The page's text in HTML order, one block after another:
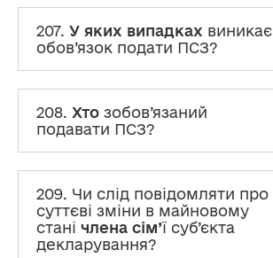
207. У яких випадках виникає
обов’язок подати ПСЗ?
208. Хто зобов’язаний
подавати ПСЗ?
209. Чи слід повідомляти про
суттєві зміни в майновому
стані члена сім’ї суб’єкта
декларування?